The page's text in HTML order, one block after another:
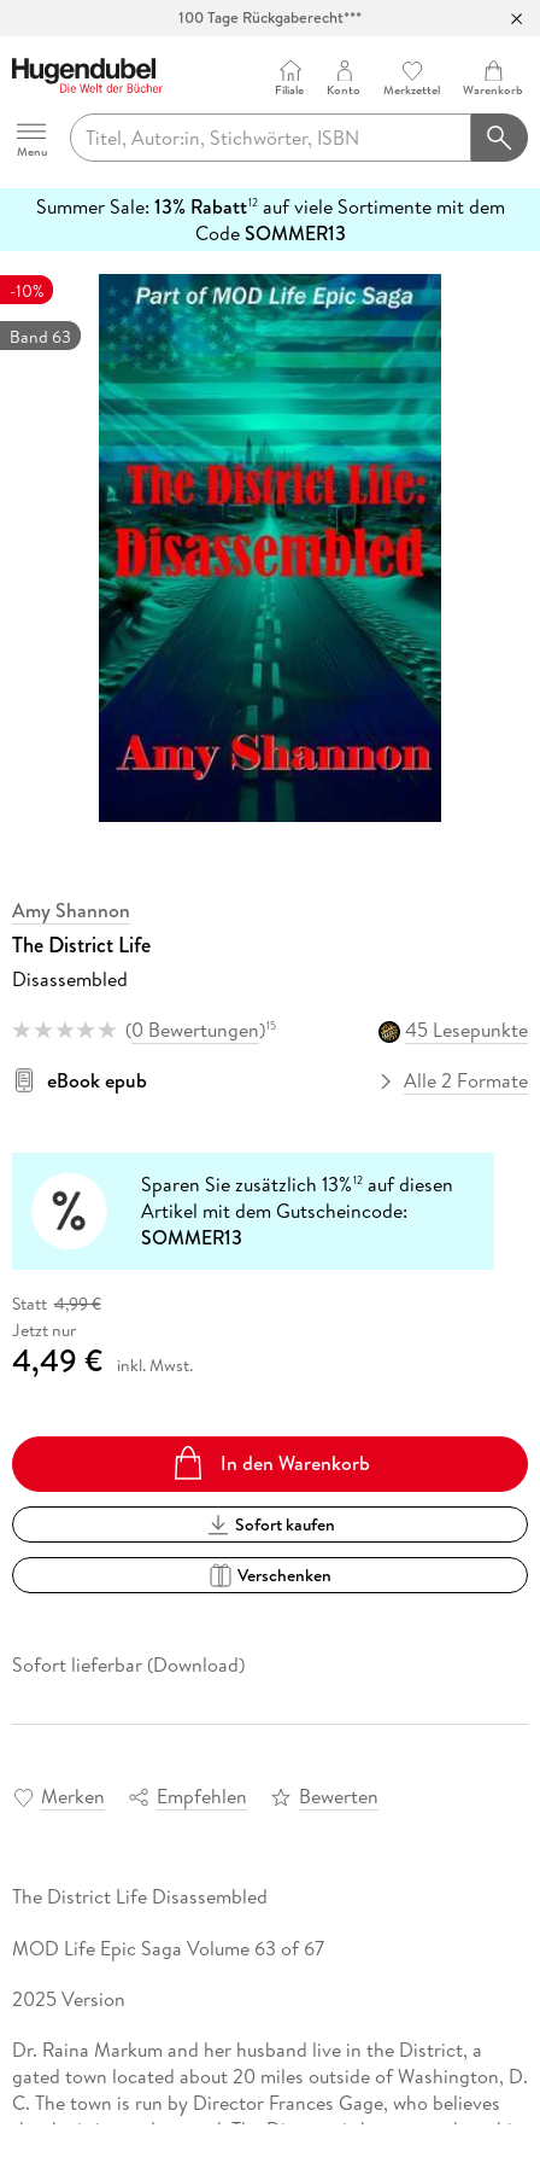
Hugendubel
Menu
Filiale Konto Merkzettel Warenkorb
Summer Sale: 13% Rabatt12auf viele Sortimente mit dem
CodeSOMMER13
erfahren
-10%
Band 63
Amy Shannon
The District Life
Disassembled
(0 Bewertungen)15
45 Lesepunkte
eBook epub
Alle 2 Formate
Sparen Sie zusätzlich 13%12 auf diesen
Artikel mit dem Gutscheincode:
SOMMER13
Statt 4,99 €
Jetzt nur
4,49 € inkl. Mwst.
In den Warenkorb
Sofort kaufen
Verschenken
Sofort lieferbar (Download)
Merken Empfehlen Bewerten
The District Life Disassembled
MOD Life Epic Saga Volume 63 of 67
2025 Version
Dr. Raina Markum and her husband live in the District, a
gated town located about 20 miles outside of Washington, D.
C. The town is run by Director Frances Gage, who believes
that he is in total control. The Director is known to abuse his